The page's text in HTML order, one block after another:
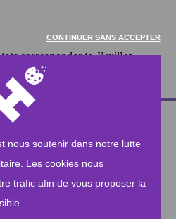
CONTINUER SANS ACCEPTER
nous soutenir dans notre lutte
Les cookies nous
trafic afin de vous proposer la
correspondants. Veuillez
réessayer
NOUS
Rien de plus simple !
UN MAIL